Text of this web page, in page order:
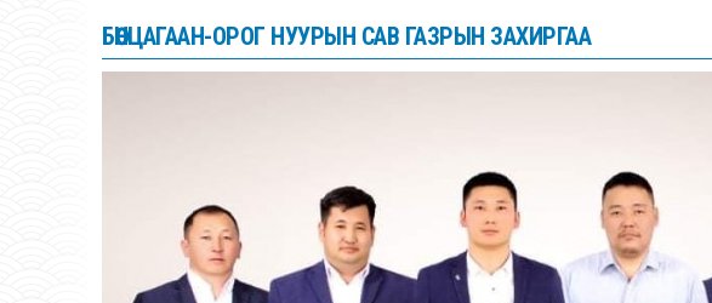
БӨӨНЦАГААН-ОРОГ НУУРЫН САВ ГАЗРЫН ЗАХИРГАА